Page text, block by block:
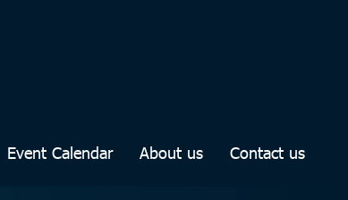
Event Calendar About us Contact us